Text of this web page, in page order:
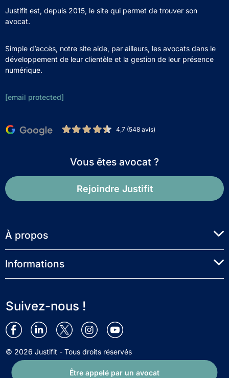
Être appelé par un avocat
Justifit est, depuis 2015, le site qui permet de trouver son
avocat.
Simple d’accès, notre site aide, par ailleurs, les avocats dans le
développement de leur clientèle et la gestion de leur présence
numérique.
[email protected]
4,7 (548 avis)
Vous êtes avocat ?
Rejoindre Justifit
À propos
Informations
Suivez-nous !
© 2026 Justifit - Tous droits réservés